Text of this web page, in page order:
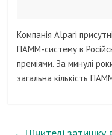
Компанія Alpari
ПАММ-систему в
преміями. За минулі
загальна кількість